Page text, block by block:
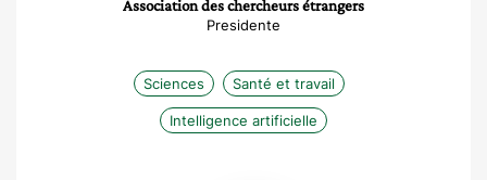
Association des chercheurs étrangers
Presidente
Sciences Santé et travail
Intelligence artificielle